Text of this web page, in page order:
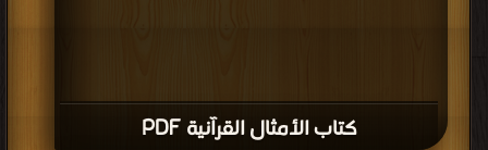
كتاب الأمثال القرآنية PDF